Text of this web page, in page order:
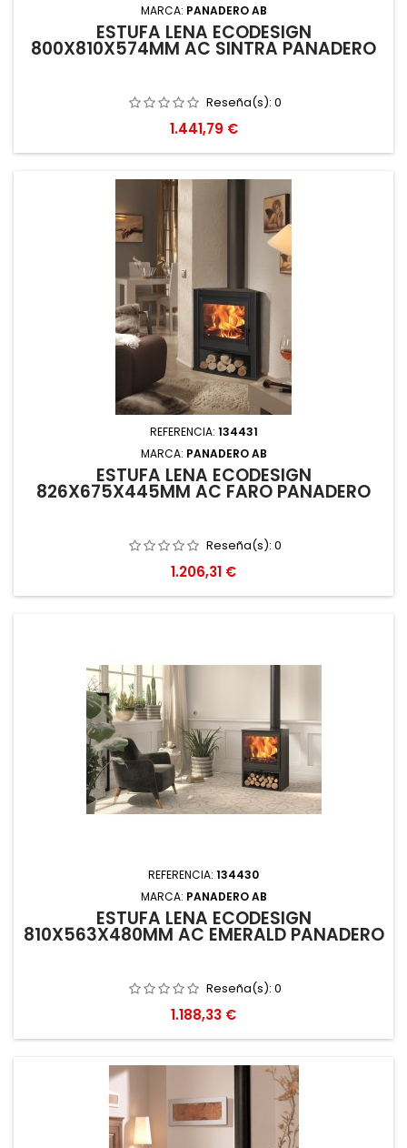
MARCA: PANADERO AB
ESTUFA LEÑA ECODESIGN
800X810X574MM AC SINTRA PANADERO
Reseña(s): 0
Precio
1.441,79 €
REFERENCIA: 134431
MARCA: PANADERO AB
ESTUFA LEÑA ECODESIGN
826X675X445MM AC FARO PANADERO
Reseña(s): 0
Precio
1.206,31 €
REFERENCIA: 134430
MARCA: PANADERO AB
ESTUFA LEÑA ECODESIGN
810X563X480MM AC EMERALD PANADERO
Reseña(s): 0
Precio
1.188,33 €